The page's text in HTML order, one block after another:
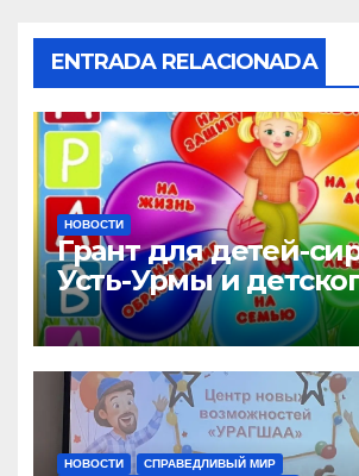
ENTRADA RELACIONADA
НОВОСТИ
Грант для детей-
Усть-Урмы и
«Малышок»
НОВОСТИ
СПРАВЕДЛИВЫЙ МИР